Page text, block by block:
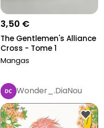
3,50 €
The Gentlemen's Alliance
Cross - Tome 1
Mangas
Wonder_.DiaNou